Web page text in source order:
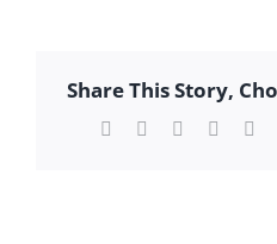
Share This Story,
Facebook Reddit